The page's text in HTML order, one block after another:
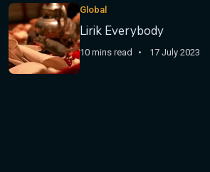
Global
Lirik Everybody
10 mins read 17 July 2023